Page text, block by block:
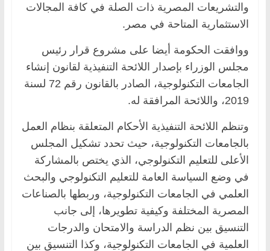
والتشريعات المصرية ذات الصلة في كافة المجالات
الاستثمارية ‏المتاحة في مصر.‏
‏ووافقت الحكومة أيضا على مشروع قرار رئيس
مجلس الوزراء بإصدار اللائحة التنفيذية لقانون إنشاء
‏الجامعات التكنولوجية، الصادر بالقانون رقم 72 لسنة
2019، واللائحة المرافقة له.
وتنظم اللائحة التنفيذية الأحكام المتعلقة بنظام العمل
بالجامعات التكنولوجية، حيث تحدد تشكيل المجلس
‏الأعلى للتعليم التكنولوجي، الذي يختص بالمشاركة
في وضع السياسة العامة للتعليم التكنولوجي ‏والبحث
العلمي في الجامعات التكنولوجية، وربطها بالصناعات
المصرية المختلفة وكيفية تطويرها، ‏إلى جانب
التنسيق بين نظم الدراسة والامتحان والدرجات
العلمية في الجامعات التكنولوجية، وكذا ‏التنسيق بين